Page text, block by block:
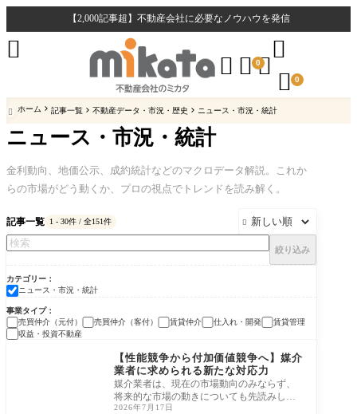
【2,000記事超】不動産会社に必要なノウハウを発信
  0

 0

 ホーム 記事一覧 不動産データ・市況・歴史 ニュース・市況・統計
ニュース・市況・統計
金利動向、地価公示、成約統計などのマクロデータ解説。これか
らの市場がどう動くか、プロの視点でトレンドを読み解く。
記事一覧 1 - 30件 / 全151件 
絞り込み
カテゴリー
ニュース・市況・統計
事業タイプ
売買仲介（元付）
売買仲介（客付） 賃貸仲介 仕入れ・開発
賃貸管理
収益・投資不動産
ニュース・市況・統計
【性能競争から付加価値競争へ】媒介
業者に求められる新たな対応力
媒介業者は、現在の市場動向のみならず、
将来的な市場の動きについても先読みし、
常に備えておく必要があります。 例えば、
2026年7月17日